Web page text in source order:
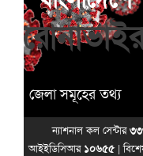
জেলা সমূহের তথ্য
ন্যাশনাল কল সেন্টার
আইইডিসিআর ১০৬৫৫|